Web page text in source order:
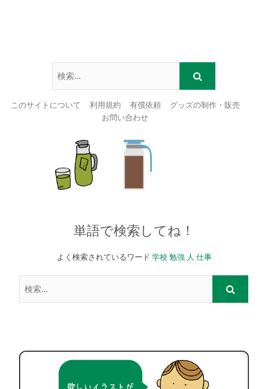
このサイトについて 利用規約 有償依頼
グッズの制作・販売
お問い合わせ
単語で検索してね！
よく検索されているワード 学校 勉強 人 仕事